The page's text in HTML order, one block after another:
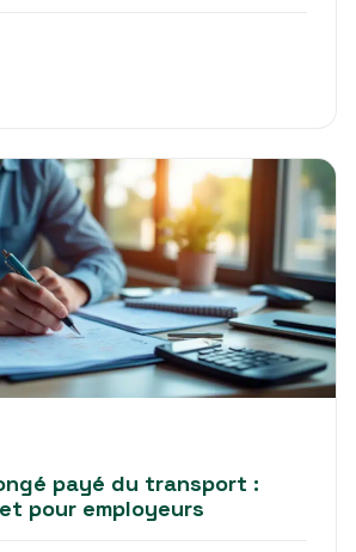
payé du transport :
pour employeurs